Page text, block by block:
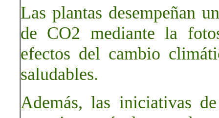
Las plantas desempeñan
de CO2 mediante la
efectos del cambio
saludables.
Además, las iniciativas